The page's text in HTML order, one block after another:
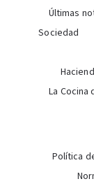
Últimas
Sociedad
La Cocina
Política